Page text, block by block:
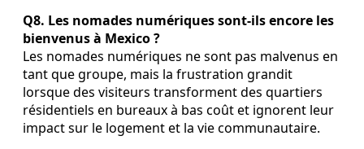
Q8. Les nomades numériques sont-ils encore les
bienvenus à Mexico ?
Les nomades numériques ne sont pas malvenus en
tant que groupe, mais la frustration grandit
lorsque des visiteurs transforment des quartiers
résidentiels en bureaux à bas coût et ignorent leur
impact sur le logement et la vie communautaire.